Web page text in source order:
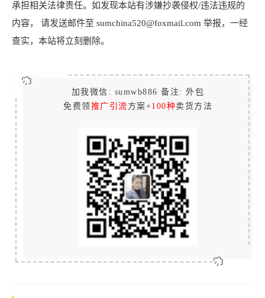
承担相关法律责任。如发现本站有涉嫌抄袭侵权/违法违规的
内容， 请发送邮件至 sumchina520@foxmail.com 举报，一经
查实，本站将立刻删除。
加我微信: sumwb886 备注: 外包
免费领 推广引流 方案+100种卖货方法